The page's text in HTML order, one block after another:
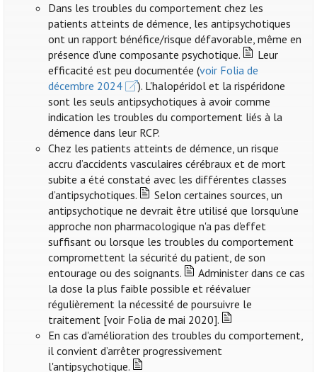
Dans les troubles du comportement chez les
patients atteints de démence, les antipsychotiques
ont un rapport bénéfice/risque défavorable, même en
présence d’une composante psychotique.
Leur
efficacité est peu documentée (voir Folia de
décembre 2024
). L'halopéridol et la rispéridone
sont les seuls antipsychotiques à avoir comme
indication les troubles du comportement liés à la
démence dans leur RCP.
Chez les patients atteints de démence, un risque
accru d’accidents vasculaires cérébraux et de mort
subite a été constaté avec les différentes classes
d’antipsychotiques.
Selon certaines sources, un
antipsychotique ne devrait être utilisé que lorsqu'une
approche non pharmacologique n'a pas d'effet
suffisant ou lorsque les troubles du comportement
compromettent la sécurité du patient, de son
entourage ou des soignants.
Administer dans ce cas
la dose la plus faible possible et réévaluer
régulièrement la nécessité de poursuivre le
traitement [voir Folia de mai 2020].
En cas d'amélioration des troubles du comportement,
il convient d’arrêter progressivement
l'antipsychotique.